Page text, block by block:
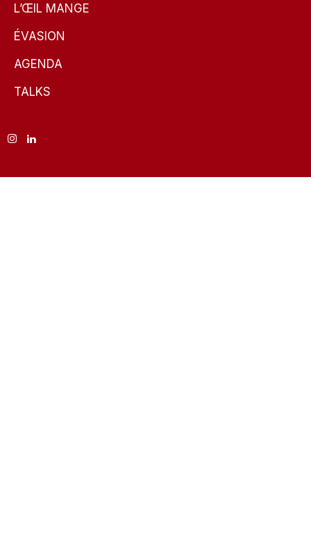
L’ŒIL MANGE
ÉVASION
AGENDA
TALKS